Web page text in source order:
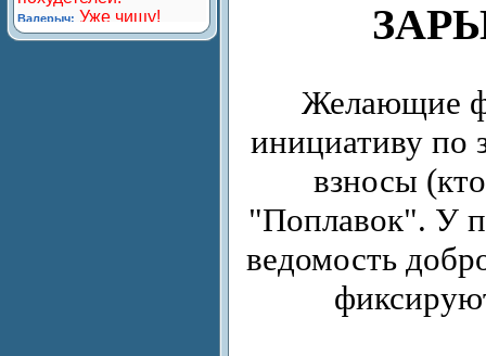
Желающие
инициативу по
взносы
"Поплавок". У
ведомость